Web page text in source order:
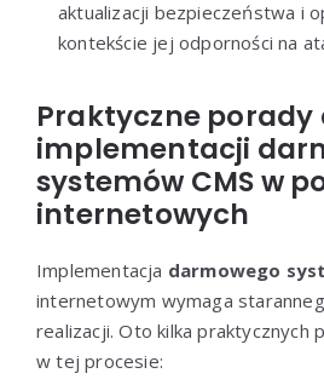
aktualizacji bezpieczeństwa i
kontekście jej odporności na
Praktyczne porady
implementacji
systemów CMS w
internetowych
Implementacja darmowego
internetowym wymaga
realizacji. Oto kilka praktycznych
w tej procesie: